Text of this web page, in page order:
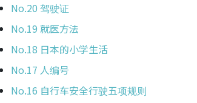
No.20 驾驶证
No.19 就医方法
No.18 日本的小学生活
No.17 人编号
No.16 自行车安全行驶五项规则